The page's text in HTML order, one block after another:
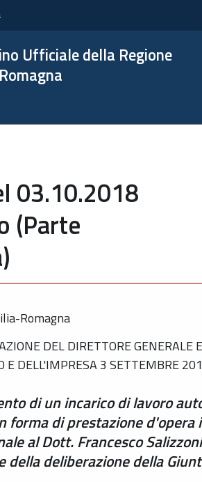
Ufficiale della Regione
03.10.2018
(Parte
Romagna
DEL DIRETTORE GENERALE
E DELL'IMPRESA 3 SETTEMBRE
di un incarico di lavoro
forma di prestazione
al Dott. Francesco
della deliberazione della